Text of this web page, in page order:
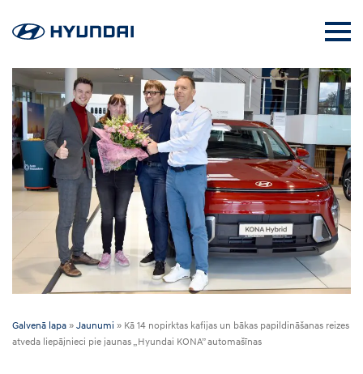
Galvenā lapa » Jaunumi » Kā 14 nopirktas kafijas un bākas papildināšanas reizes
atveda liepājnieci pie jaunas „Hyundai KONA” automašīnas